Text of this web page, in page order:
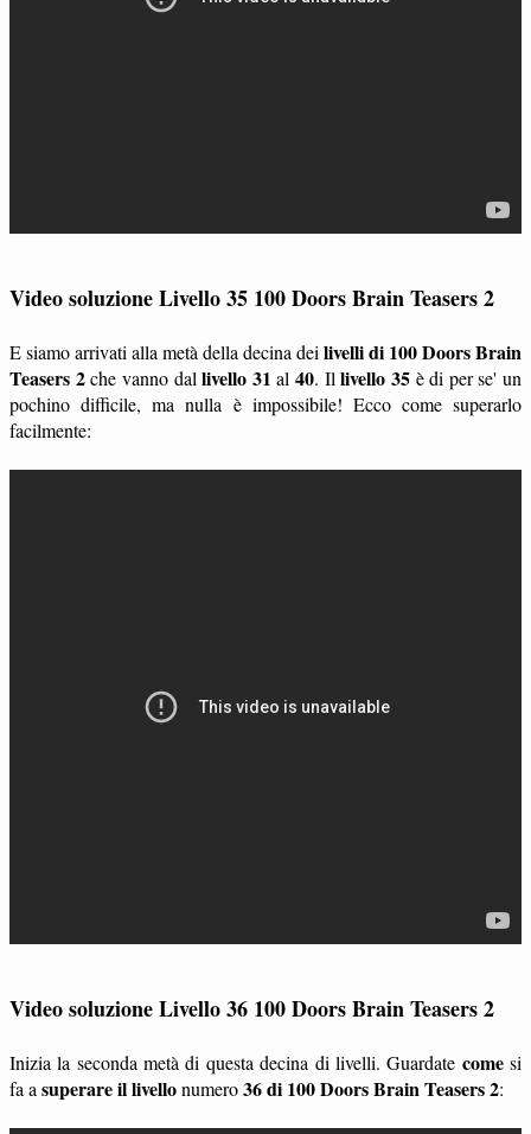
Video soluzione Livello 35 100 Doors Brain Teasers 2
E siamo arrivati alla metà della decina dei livelli di 100 Doors Brain
Teasers 2che vanno dallivello 31 al 40. Illivello 35è di per se' un
pochino difficile, ma nulla è impossibile! Ecco come superarlo
facilmente:
Video soluzione Livello 36 100 Doors Brain Teasers 2
Inizia la seconda metà di questa decina di livelli. Guardate comesi
fa a superare il livellonumero36 di 100 Doors Brain Teasers 2: